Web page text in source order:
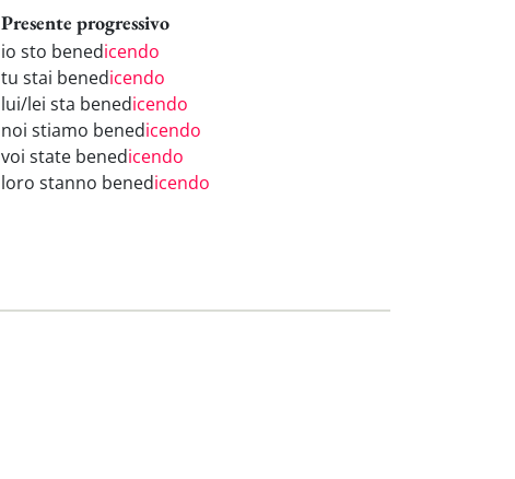
Presente progressivo
io sto benedicendo
tu stai benedicendo
lui/lei sta benedicendo
noi stiamo benedicendo
voi state benedicendo
loro stanno benedicendo